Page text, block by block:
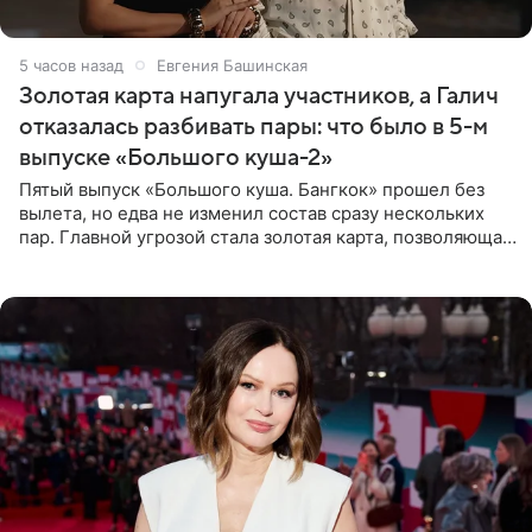
5 часов назад Евгения Башинская
Золотая карта напугала участников, а Галич
отказалась разбивать пары: что было в 5-м
выпуске «Большого куша-2»
Пятый выпуск «Большого куша. Бангкок» прошел без
вылета, но едва не изменил состав сразу нескольких
пар. Главной угрозой стала золотая карта, позволяющая